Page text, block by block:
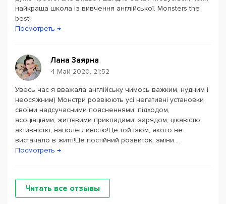
найкраща школа із вивчення англійської. Monsters the
best!
Посмотреть →
Лана Заярна
4 Май 2020, 21:52
Увесь час я вважала англійську чимось важким, нудним і
неосяжним) Монстри розвіюють усі негативні установки
своїми надсучасними поясненнями, підходом,
асоціаціями, життєвими прикладами, зарядом, цікавістю,
активністю, наполегливістю!Це той ізюм, якого не
вистачало в житті!Це постійний розвиток, зміни...
Посмотреть →
Читать все отзывы